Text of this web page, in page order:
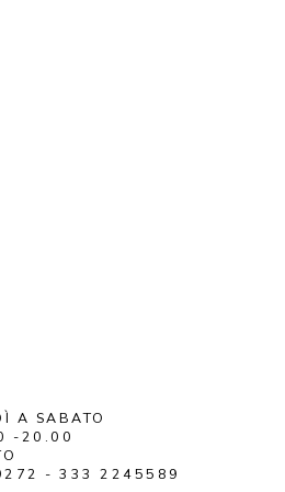
A SABATO
-20.00
- 333 2245589